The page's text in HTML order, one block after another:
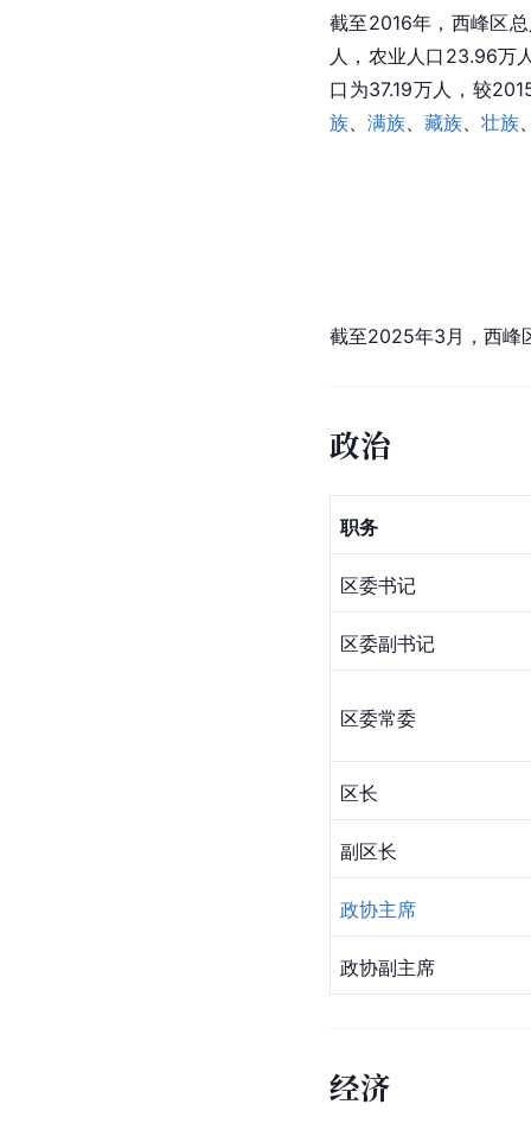
截至2016年，西峰区
人，农业人口23.96万
口为37.19万人，较
族
满族 藏族 壮族
截至2025年3月，西峰
政治
职务
区委书记
区委副书记
区委常委
区长
副区长
政协主席
政协副主席
经济